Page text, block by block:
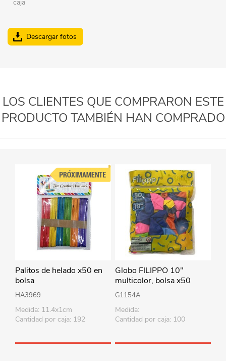
caja
Descargar fotos
LOS CLIENTES QUE COMPRARON ESTE
PRODUCTO TAMBIÉN HAN COMPRADO
Palitos de helado x50 en
bolsa
HA3969
Medida: 11.4x1cm
Cantidad por caja: 192
Globo FILIPPO 10"
multicolor, bolsa x50
G1154A
Medida:
Cantidad por caja: 100